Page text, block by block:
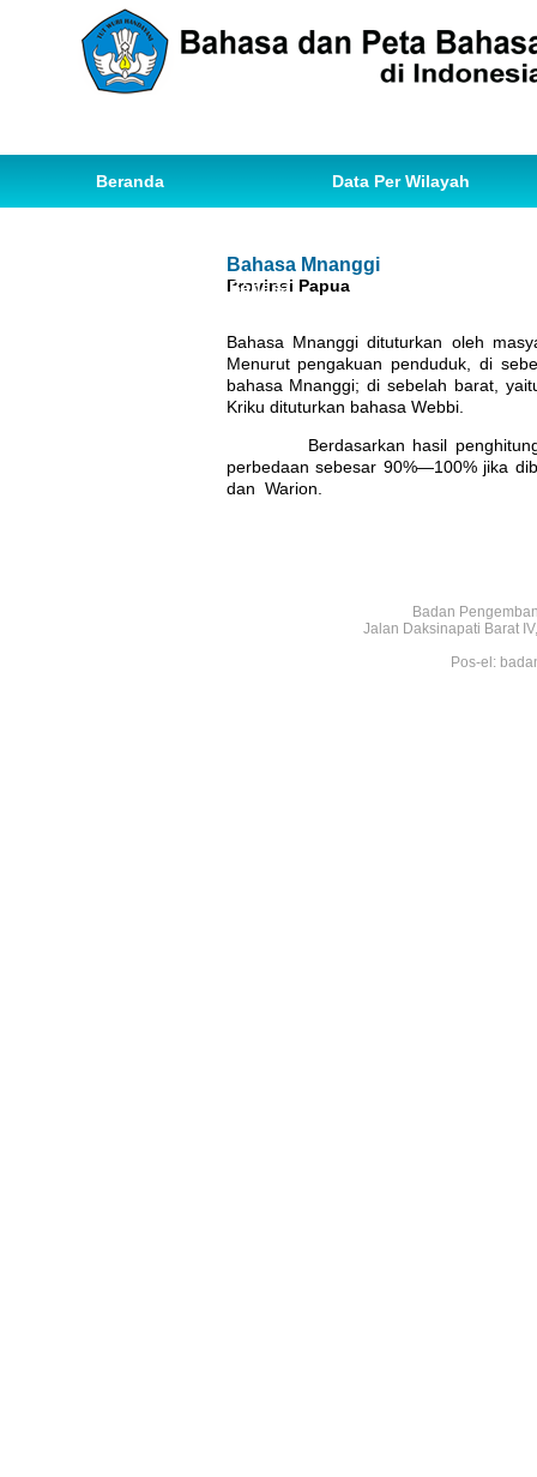
Beranda Data Per Wilayah
Ihwal Pemetaan Bahasa
Bahasa Mnanggi
Provinsi Papua
Bahasa Mnanggi dituturkan oleh
Menurut pengakuan penduduk, di
bahasa Mnanggi; di sebelah barat,
Kriku dituturkan bahasa Webbi.
Berdasarkan hasil penghitungan
perbedaan sebesar 90%—100% jika
dan Warion.
Badan
Jalan Daksinapati Barat
Pos-el: